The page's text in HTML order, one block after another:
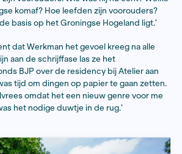
en schrijver van historische en
moesten de landarbeiders
Werkmannen, wat op het
worden gekozen een
werkman, dagloner, was onzeker
het me ook ontzettend dat de
al snel klom op de
waren rijksveearts. Bij mijn familie